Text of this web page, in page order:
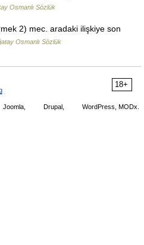
Osmanlı Sözlük
2) mec. aradaki ilişkiye son
Osmanlı Sözlük
18+
Joomla, Drupal, WordPress, MODx.